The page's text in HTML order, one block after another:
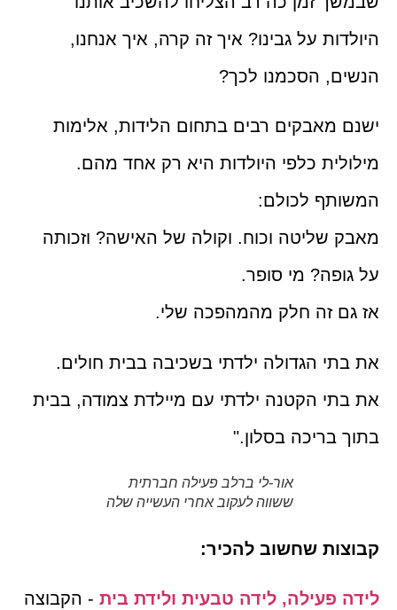
היולדות על גבינו? איך זה קרה, איך אנחנו,
הנשים, הסכמנו לכך?
ישנם מאבקים רבים בתחום הלידות, אלימות
מילולית כלפי היולדות היא רק אחד מהם.
המשותף לכולם:
מאבק שליטה וכוח. וקולה של האישה? וזכותה
על גופה? מי סופר.
אז גם זה חלק מהמהפכה שלי.
את בתי הגדולה ילדתי בשכיבה בבית חולים.
את בתי הקטנה ילדתי עם מיילדת צמודה, בבית
בתוך בריכה בסלון."
אור-לי ברלב פעילה חברתית
ששווה לעקוב אחרי העשייה שלה
קבוצות שחשוב להכיר:
לידה פעילה, לידה טבעית ולידת בית - הקבוצה